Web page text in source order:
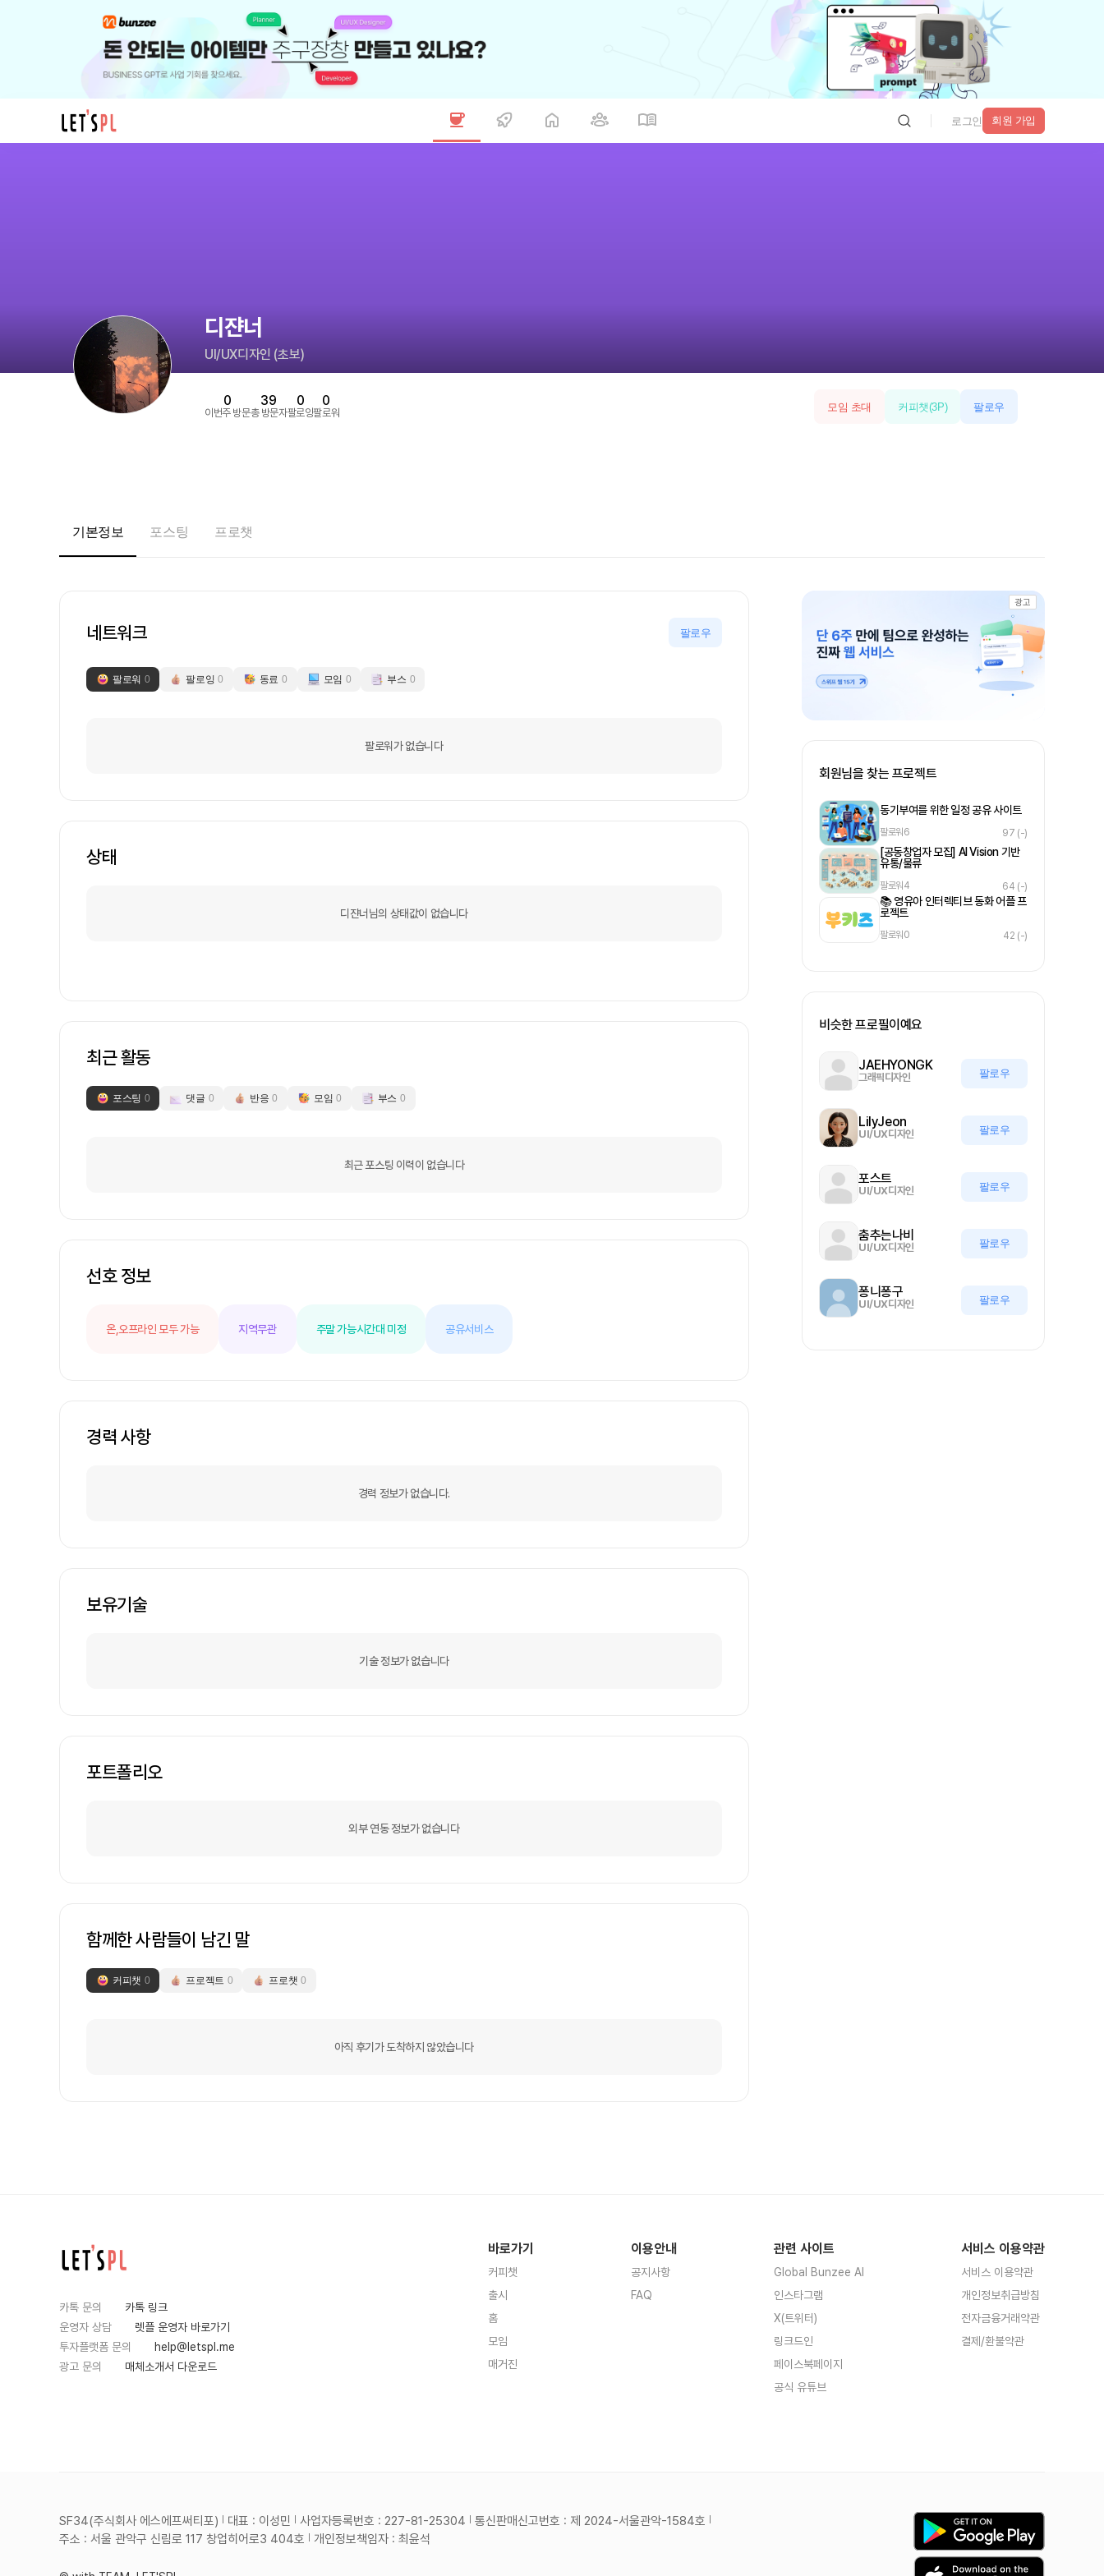
로그인 회원 가입
디쟌너
UI/UX디자인 (초보)
이번주 방문
0
총 방문자
39
팔로잉
0
팔로워
0 모임 초대 커피챗(3P) 팔로우
기본정보 포스팅 프로챗
네트워크 팔로우
팔로워 0 팔로잉 0 동료 0 모임 0 부스 0
팔로워가 없습니다
상태
디쟌너님의 상태값이 없습니다
최근 활동
포스팅 0 댓글 0 반응 0 모임 0 부스 0
최근 포스팅 이력이 없습니다
선호 정보
온,오프라인 모두 가능 지역무관 주말 가능시간대 미정 공유서비스
경력 사항
경력 정보가 없습니다.
보유기술
기술 정보가 없습니다
포트폴리오
외부 연동 정보가 없습니다
함께한 사람들이 남긴 말
커피챗 0 프로젝트 0 프로챗 0
아직 후기가 도착하지 않았습니다
광고
회원님을 찾는 프로젝트
동기부여를 위한 일정 공유 사이트
팔로워6 97 (-)
[공동창업자 모집] AI Vision 기반
유통/물류
팔로워4 64 (-)
📚 영유아 인터렉티브 동화 어플 프
로젝트
팔로워0 42 (-)
비슷한 프로필이예요
JAEHYONGK
그래픽디자인 팔로우
LilyJeon
UI/UX디자인 팔로우
포스트
UI/UX디자인 팔로우
춤추는나비
UI/UX디자인 팔로우
퐁니퐁구
UI/UX디자인 팔로우
카톡 문의
카톡 링크
운영자 상담
렛플 운영자 바로가기
투자플랫폼 문의
help@letspl.me
광고 문의
매체소개서 다운로드
바로가기
커피챗
출시
홈
모임
매거진
이용안내
공지사항
FAQ
관련 사이트
Global Bunzee AI
인스타그램
X(트위터)
링크드인
페이스북페이지
공식 유튜브
서비스 이용약관
서비스 이용약관
개인정보취급방침
전자금융거래약관
결제/환불약관
SF34(주식회사 에스에프써티포) 대표 : 이성민 사업자등록번호 : 227-81-25304
통신판매신고번호 : 제 2024-서울관악-1584호
주소 : 서울 관악구 신림로 117 창업히어로3 404호
개인정보책임자 : 최윤석